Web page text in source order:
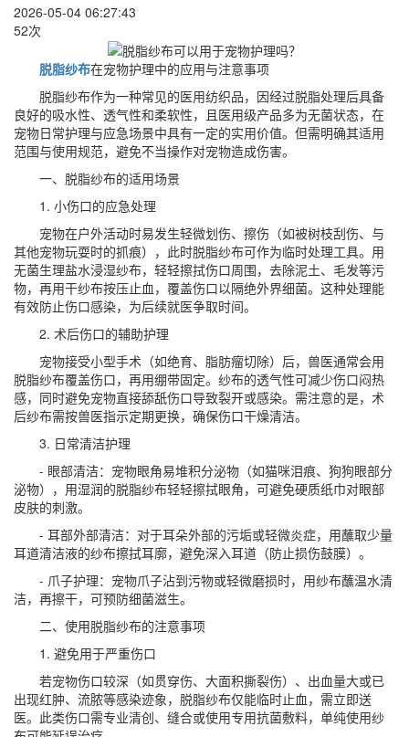
2026-05-04 06:27:43
52次
脱脂纱布在宠物护理中的应用与注意事项
脱脂纱布作为一种常见的医用纺织品，因经过脱脂处理后具备
良好的吸水性、透气性和柔软性，且医用级产品多为无菌状态，在
宠物日常护理与应急场景中具有一定的实用价值。但需明确其适用
范围与使用规范，避免不当操作对宠物造成伤害。
一、脱脂纱布的适用场景
1. 小伤口的应急处理
宠物在户外活动时易发生轻微划伤、擦伤（如被树枝刮伤、与
其他宠物玩耍时的抓痕），此时脱脂纱布可作为临时处理工具。用
无菌生理盐水浸湿纱布，轻轻擦拭伤口周围，去除泥土、毛发等污
物，再用干纱布按压止血，覆盖伤口以隔绝外界细菌。这种处理能
有效防止伤口感染，为后续就医争取时间。
2. 术后伤口的辅助护理
宠物接受小型手术（如绝育、脂肪瘤切除）后，兽医通常会用
脱脂纱布覆盖伤口，再用绷带固定。纱布的透气性可减少伤口闷热
感，同时避免宠物直接舔舐伤口导致裂开或感染。需注意的是，术
后纱布需按兽医指示定期更换，确保伤口干燥清洁。
3. 日常清洁护理
- 眼部清洁：宠物眼角易堆积分泌物（如猫咪泪痕、狗狗眼部分
泌物），用湿润的脱脂纱布轻轻擦拭眼角，可避免硬质纸巾对眼部
皮肤的刺激。
- 耳部外部清洁：对于耳朵外部的污垢或轻微炎症，用蘸取少量
耳道清洁液的纱布擦拭耳廓，避免深入耳道（防止损伤鼓膜）。
- 爪子护理：宠物爪子沾到污物或轻微磨损时，用纱布蘸温水清
洁，再擦干，可预防细菌滋生。
二、使用脱脂纱布的注意事项
1. 避免用于严重伤口
若宠物伤口较深（如贯穿伤、大面积撕裂伤）、出血量大或已
出现红肿、流脓等感染迹象，脱脂纱布仅能临时止血，需立即送
医。此类伤口需专业清创、缝合或使用专用抗菌敷料，单纯使用纱